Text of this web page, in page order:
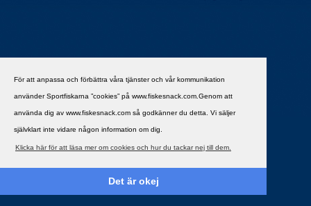
För att anpassa och förbättra våra tjänster och vår kommunikation
använder Sportfiskarna ”cookies” på www.fiskesnack.com.Genom att
använda dig av www.fiskesnack.com så godkänner du detta. Vi säljer
självklart inte vidare någon information om dig.
Klicka här för att läsa mer om cookies och hur du tackar nej till dem.
Det är okej